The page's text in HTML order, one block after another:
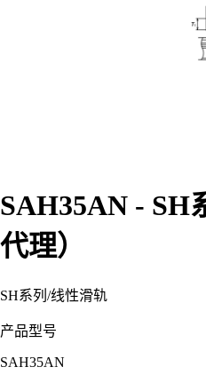
SAH35AN - SH
代理）
SH系列 /线性滑轨
产品型号
SAH35AN